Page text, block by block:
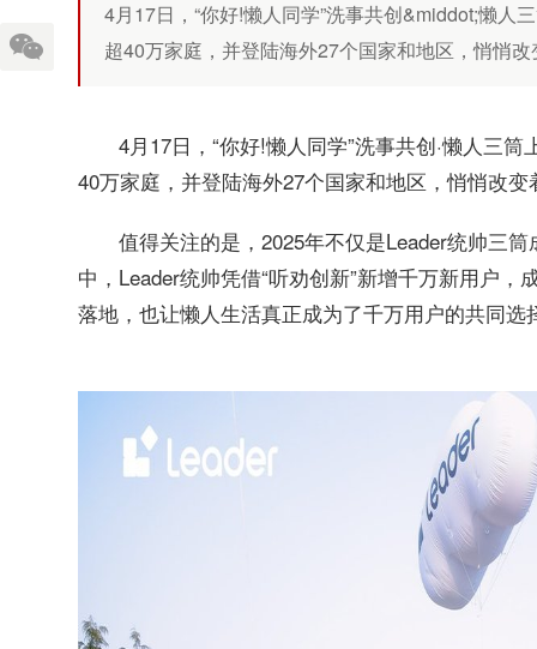
4月17日，“你好!懒人同学”洗事共创&middot;懒人
超40万家庭，并登陆海外27个国家和地区，悄悄
4月17日，“你好!懒人同学”洗事共创·懒人三
40万家庭，并登陆海外27个国家和地区，悄悄改
值得关注的是，2025年不仅是Leader统帅三
中，Leader统帅凭借“听劝创新”新增千万新用户
落地，也让懒人生活真正成为了千万用户的共同选